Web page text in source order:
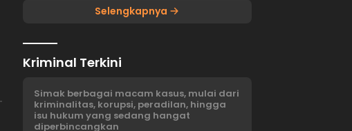
Selengkapnya
Kriminal Terkini
Simak berbagai macam kasus, mulai dari
kriminalitas, korupsi, peradilan, hingga
isu hukum yang sedang hangat
diperbincangkan